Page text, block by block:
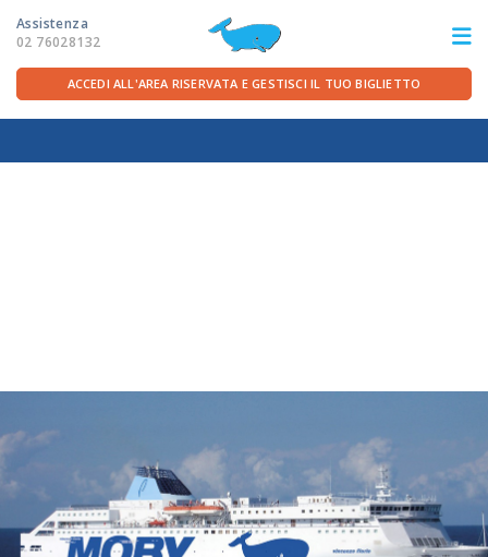
Assistenza
02 76028132
ITA FRA DEU ENG
LA COMPAGNIA
ASSISTENZA
ACCEDI ALL'AREA RISERVATA E GESTISCI IL TUO BIGLIETTO